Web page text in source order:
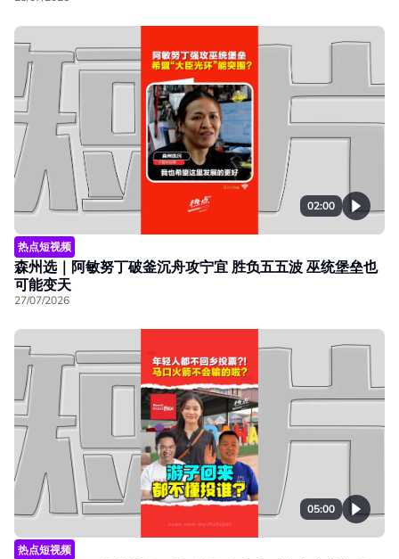
02:00
热点短视频
森州选｜阿敏努丁破釜沉舟攻宁宜 胜负五五波 巫统堡垒也
可能变天
27/07/2026
05:00
热点短视频